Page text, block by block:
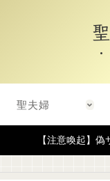
聖夫婦
【注意喚起】